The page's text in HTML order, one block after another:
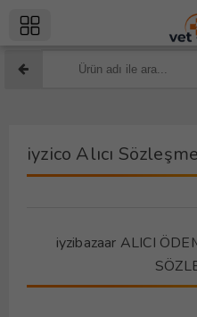
iyzico Alıcı
iyzibazaar ALICI